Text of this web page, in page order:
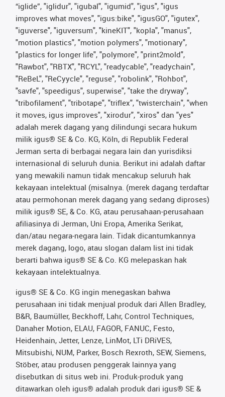
“iglide”, "iglidur", "igubal", "igumid", "igus", "igus
improves what moves", "igus:bike", "igusGO", "igutex",
"iguverse", "iguversum", "kineKIT", "kopla", "manus",
"motion plastics", "motion polymers", "motionary",
"plastics for longer life", "polymore", "print2mold",
"Rawbot", "RBTX", "RCYL", "readycable", "readychain",
"ReBeL", "ReCyycle", "reguse", "robolink", "Rohbot",
"savfe", "speedigus", superwise", "take the dryway",
"tribofilament", "tribotape", "triflex", "twisterchain", "when
it moves, igus improves", "xirodur", "xiros" dan "yes"
adalah merek dagang yang dilindungi secara hukum
milik igus® SE & Co. KG, Köln, di Republik Federal
Jerman serta di berbagai negara lain dan yurisdiksi
internasional di seluruh dunia. Berikut ini adalah daftar
yang mewakili namun tidak mencakup seluruh hak
kekayaan intelektual (misalnya. (merek dagang terdaftar
atau permohonan merek dagang yang sedang diproses)
milik igus® SE, & Co. KG, atau perusahaan-perusahaan
afiliasinya di Jerman, Uni Eropa, Amerika Serikat,
dan/atau negara-negara lain. Tidak dicantumkannya
merek dagang, logo, atau slogan dalam list ini tidak
berarti bahwa igus® SE & Co. KG melepaskan hak
kekayaan intelektualnya.
igus® SE & Co. KG ingin menegaskan bahwa
perusahaan ini tidak menjual produk dari Allen Bradley,
B&R, Baumüller, Beckhoff, Lahr, Control Techniques,
Danaher Motion, ELAU, FAGOR, FANUC, Festo,
Heidenhain, Jetter, Lenze, LinMot, LTi DRiVES,
Mitsubishi, NUM, Parker, Bosch Rexroth, SEW, Siemens,
Stöber, atau produsen penggerak lainnya yang
disebutkan di situs web ini. Produk-produk yang
ditawarkan oleh igus® adalah produk dari igus® SE &